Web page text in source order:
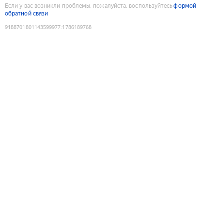
Если у вас возникли проблемы, пожалуйста, воспользуйтесьформой
обратной связи
9188701801143599977:1786189768